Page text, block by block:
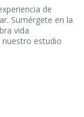
de
Sumérgete en la
vida
nuestro estudio